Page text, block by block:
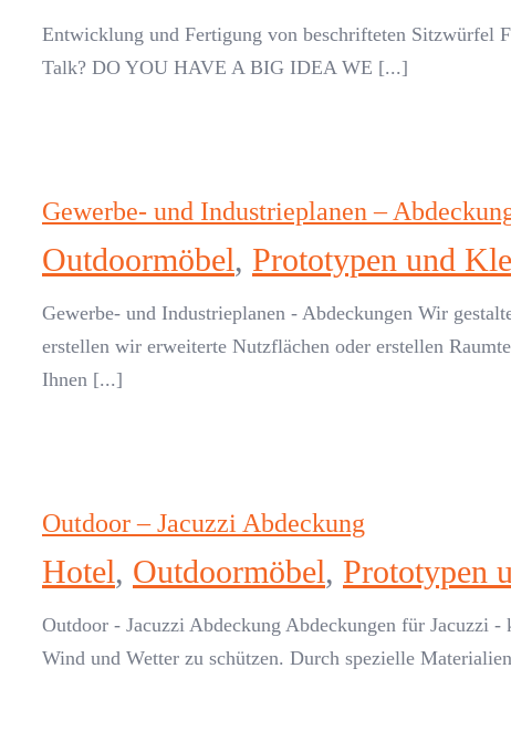
Entwicklung und Fertigung von beschrifteten Sitzwürfel
Talk? DO YOU HAVE A BIG IDEA WE [...]
Gewerbe- und Industrieplanen –
Outdoormöbel, Prototypen und
Gewerbe- und Industrieplanen - Abdeckungen Wir
erstellen wir erweiterte Nutzflächen oder erstellen
Ihnen [...]
Outdoor – Jacuzzi Abdeckung
Hotel, Outdoormöbel, Prototypen
Outdoor - Jacuzzi Abdeckung Abdeckungen für Jacuzzi
Wind und Wetter zu schützen. Durch spezielle